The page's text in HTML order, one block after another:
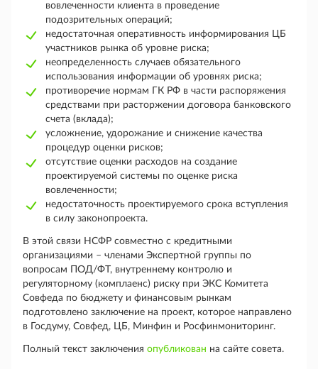
вовлеченности клиента в проведение
подозрительных операций;
недостаточная оперативность информирования ЦБ
участников рынка об уровне риска;
неопределенность случаев обязательного
использования информации об уровнях риска;
противоречие нормам ГК РФ в части распоряжения
средствами при расторжении договора банковского
счета (вклада);
усложнение, удорожание и снижение качества
процедур оценки рисков;
отсутствие оценки расходов на создание
проектируемой системы по оценке риска
вовлеченности;
недостаточность проектируемого срока вступления
в силу законопроекта.
В этой связи НСФР совместно с кредитными
организациями – членами Экспертной группы по
вопросам ПОД/ФТ, внутреннему контролю и
регуляторному (комплаенс) риску при ЭКС Комитета
Совфеда по бюджету и финансовым рынкам
подготовлено заключение на проект, которое направлено
в Госдуму, Совфед, ЦБ, Минфин и Росфинмониторинг.
Полный текст заключения опубликован на сайте совета.